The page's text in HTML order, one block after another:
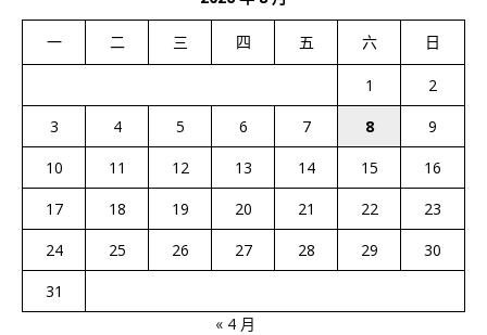
一 二 三 四 五 六 日
1
2
3
4 5 6 7 8
9
10
11 12 13 14 15
16
17
18 19 20 21 22
23
24
25 26 27 28 29
30
31
« 4 月